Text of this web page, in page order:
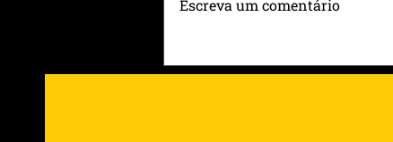
Entre Rótulos e Raízes: O
Escreva um comentário